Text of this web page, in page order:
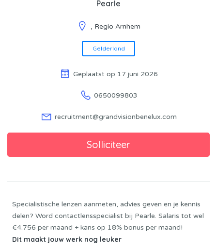
Pearle
, Regio Arnhem
Gelderland
Geplaatst op 17 juni 2026
0650099803
recruitment@grandvisionbenelux.com
Specialistische lenzen aanmeten, advies geven en je kennis
delen? Word contactlensspecialist bij Pearle. Salaris tot wel
€4.756 per maand + kans op 18% bonus per maand!
Dit maakt jouw werk nog leuker